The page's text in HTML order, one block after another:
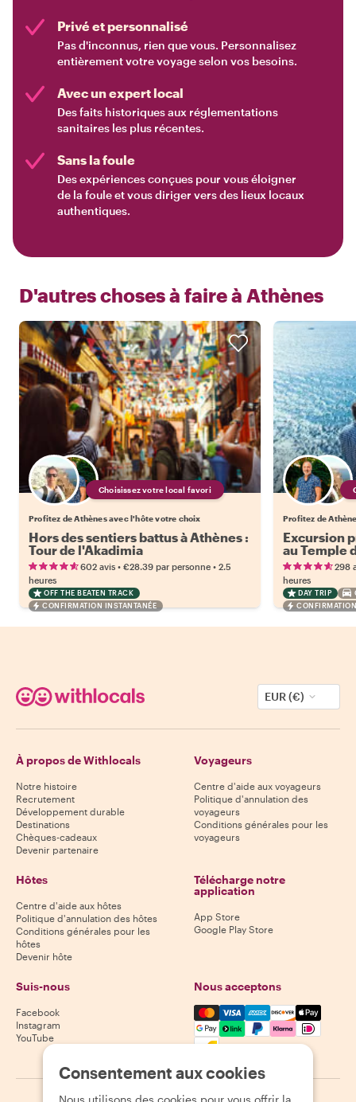
Privé et personnalisé
Pas d'inconnus, rien que vous. Personnalisez
entièrement votre voyage selon vos besoins.
Avec un expert local
Des faits historiques aux réglementations
sanitaires les plus récentes.
Sans la foule
Des expériences conçues pour vous éloigner
de la foule et vous diriger vers des lieux locaux
authentiques.
D'autres choses à faire à Athènes
Choisissez votre local favori
Profitez de Athènes avec l'hôte votre choix
Hors des sentiers battus à Athènes :
Tour de l'Akadimia
602 avis • €28.39 par personne • 2.5
heures
OFF THE BEATEN TRACK
CONFIRMATION INSTANTANÉE
Profitez de
Excursion
au Temple
298
heures
DAY TRIP
EUR (€)
À propos de Withlocals
Notre histoire
Recrutement
Développement durable
Destinations
Chèques-cadeaux
Devenir partenaire
Voyageurs
Centre d'aide aux voyageurs
Politique d'annulation des
voyageurs
Conditions générales pour les
voyageurs
Hôtes
Centre d'aide aux hôtes
Politique d'annulation des hôtes
Conditions générales pour les
hôtes
Devenir hôte
Télécharge notre
application
App Store
Google Play Store
Suis-nous
Facebook
Instagram
YouTube
Nous acceptons
Mastercard, Visa, Amex,
Consentement aux cookies
Nous utilisons des cookies pour vous offrir la